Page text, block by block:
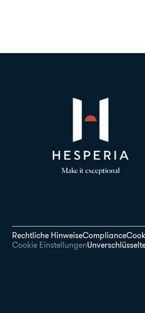
Rechtliche HinweiseCompliance
Cookie Einstellungen